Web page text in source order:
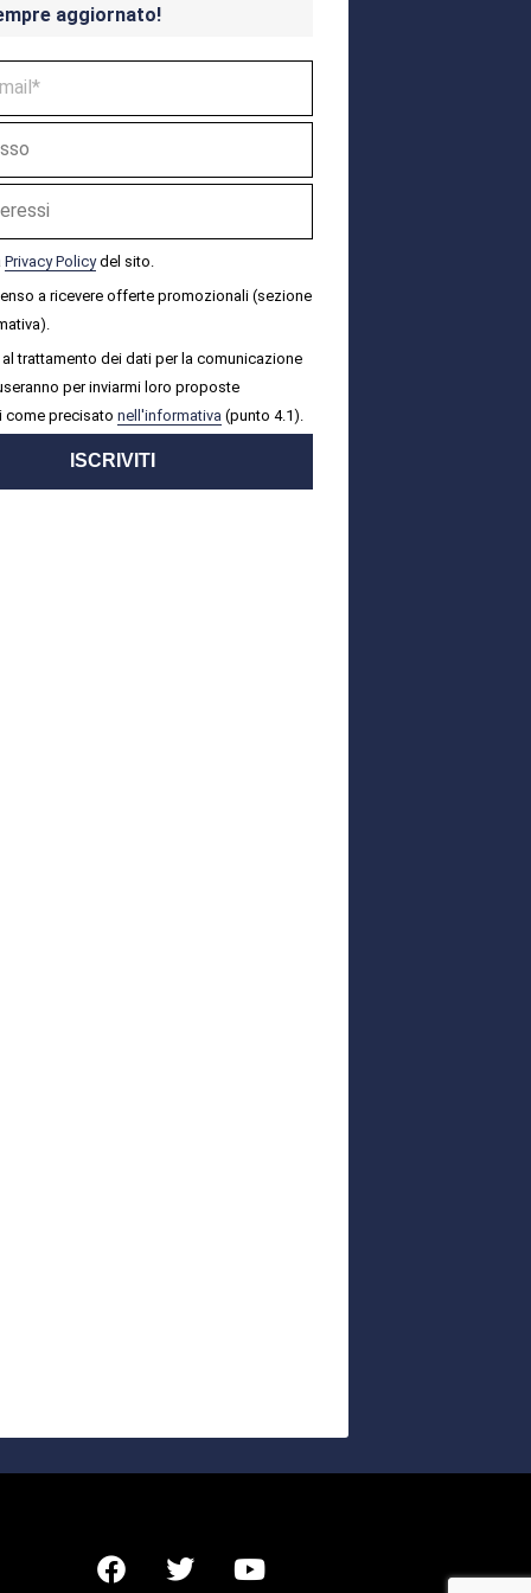
aggiornato!
Privacy Policydel sito.
a ricevere offerte promozionali (sezione
trattamento dei dati per la comunicazione
per inviarmi loro proposte
come precisato nell'informativa (punto 4.1).
ISCRIVITI